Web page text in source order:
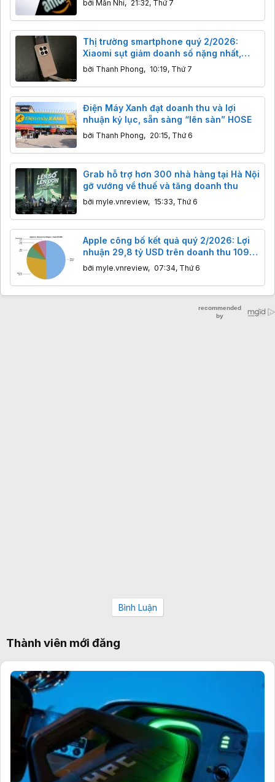
bởi Mẫn Nhi, 21:32, Thứ 7
Thị trường smartphone quý 2/2026:
Xiaomi sụt giảm doanh số nặng nhất,
Apple ‘ăn” nửa doanh thu toàn cầu
bởi Thanh Phong, 10:19, Thứ 7
Điện Máy Xanh đạt doanh thu và lợi
nhuận kỷ lục, sẵn sàng “lên sàn” HOSE
bởi Thanh Phong, 20:15, Thứ 6
Grab hỗ trợ hơn 300 nhà hàng tại Hà Nội
gỡ vướng về thuế và tăng doanh thu
bởi myle.vnreview, 15:33, Thứ 6
Apple công bố kết quả quý 2/2026: Lợi
nhuận 29,8 tỷ USD trên doanh thu 109,4
tỷ USD
bởi myle.vnreview, 07:34, Thứ 6
Bình Luận
Thành viên mới đăng